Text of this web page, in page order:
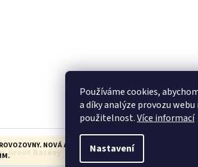
Používáme cookies,
a díky analýze provozu
použitelnost.Více informací
Nastavení
NOVÁ ADRESA JE: LUKAVICE
Jirout Bazény . Všechna práva vyhrazena.